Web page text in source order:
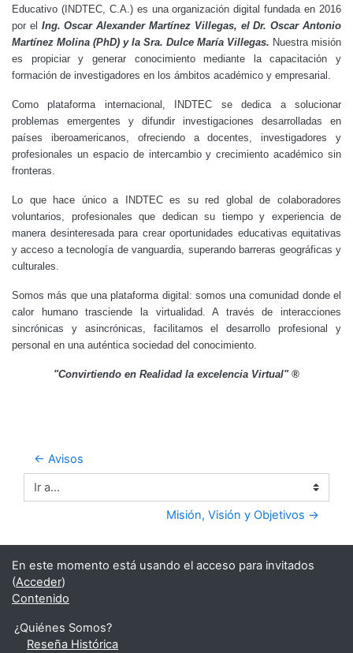
Educativo (INDTEC, C.A.) es una organización digital fundada en 2016
por el Ing. Oscar Alexander Martínez Villegas, el Dr. Oscar Antonio
Martínez Molina (PhD) y la Sra. Dulce María Villegas. Nuestra misión
es propiciar y generar conocimiento mediante la capacitación y
formación de investigadores en los ámbitos académico y empresarial.
Como plataforma internacional, INDTEC se dedica a solucionar
problemas emergentes y difundir investigaciones desarrolladas en
países iberoamericanos, ofreciendo a docentes, investigadores y
profesionales un espacio de intercambio y crecimiento académico sin
fronteras.
Lo que hace único a INDTEC es su red global de colaboradores
voluntarios, profesionales que dedican su tiempo y experiencia de
manera desinteresada para crear oportunidades educativas equitativas
y acceso a tecnología de vanguardia, superando barreras geográficas y
culturales.
Somos más que una plataforma digital: somos una comunidad donde el
calor humano trasciende la virtualidad. A través de interacciones
sincrónicas y asincrónicas, facilitamos el desarrollo profesional y
personal en una auténtica sociedad del conocimiento.
"Convirtiendo en Realidad la excelencia Virtual" ®
← Avisos
Ir a...
Misión, Visión y Objetivos →
En este momento está usando el acceso para invitados
(Acceder)
Contenido
¿Quiénes Somos?
Reseña Histórica